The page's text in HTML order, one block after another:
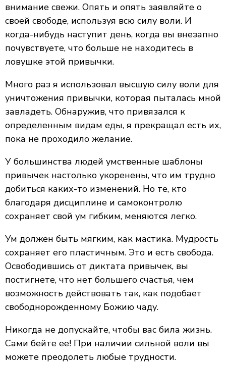
внимание свежи. Опять и опять заявляйте о
своей свободе, используя всю силу воли. И
когда-нибудь наступит день, когда вы внезапно
почувствуете, что больше не находитесь в
ловушке этой привычки.
Много раз я использовал высшую силу воли для
уничтожения привычки, которая пыталась мной
завладеть. Обнаружив, что привязался к
определенным видам еды, я прекращал есть их,
пока не проходило желание.
У большинства людей умственные шаблоны
привычек настолько укоренены, что им трудно
добиться каких-то изменений. Но те, кто
благодаря дисциплине и самоконтролю
сохраняет свой ум гибким, меняются легко.
Ум должен быть мягким, как мастика. Мудрость
сохраняет его пластичным. Это и есть свобода.
Освободившись от диктата привычек, вы
постигнете, что нет большего счастья, чем
возможность действовать так, как подобает
свободнорожденному Божию чаду.
Никогда не допускайте, чтобы вас била жизнь.
Сами бейте ее! При наличии сильной воли вы
можете преодолеть любые трудности.